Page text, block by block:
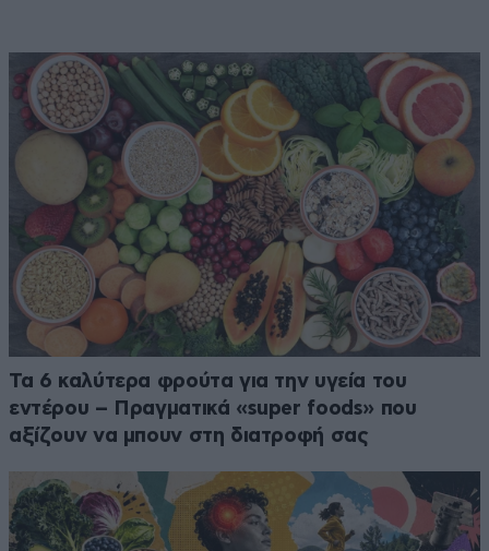
Τα 6 καλύτερα φρούτα για την υγεία του
εντέρου – Πραγματικά «super foods» που
αξίζουν να μπουν στη διατροφή σας